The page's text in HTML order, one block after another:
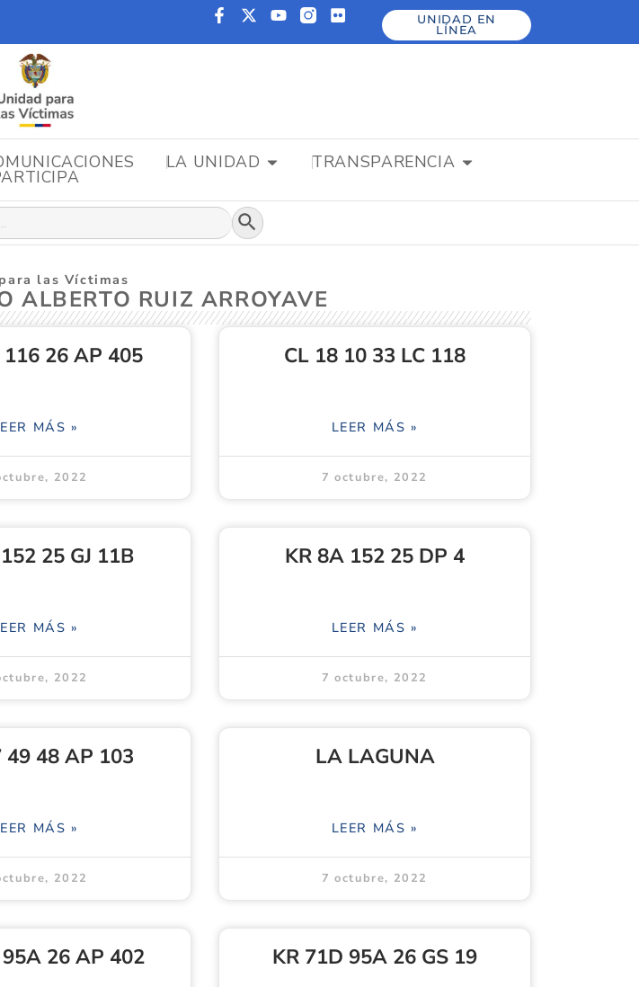
UNIDAD EN
LÍNEA
LA UNIDAD TRANSPARENCIA
Botón de búsqueda
las Víctimas
ALBERTO RUIZ ARROYAVE
26 AP 405
MÁS »
2022
CL 18 10 33 LC 118
LEER MÁS »
7 octubre, 2022
25 GJ 11B
MÁS »
2022
KR 8A 152 25 DP 4
LEER MÁS »
7 octubre, 2022
49 48 AP 103
MÁS »
2022
LA LAGUNA
LEER MÁS »
7 octubre, 2022
26 AP 402 KR 71D 95A 26 GS 19